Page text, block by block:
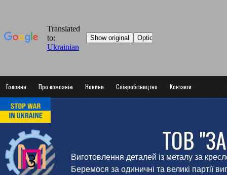
Головна Про компанію Новини Співробітництво Контакти
ТОВ
Виготовлення деталей із металу за
Беремося за одиничні та великі партії